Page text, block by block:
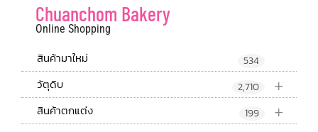
Chuanchom Bakery
Online Shopping
สินค้ามาใหม่ 534
+
วัตุดิบ 2,710
+
สินค้าตกแต่ง 199